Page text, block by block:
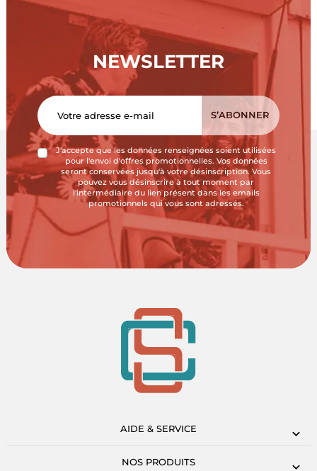
NEWSLETTER
J'accepte que les données renseignées soient utilisées
pour l'envoi d'offres promotionnelles. Vos données
seront conservées jusqu'à votre désinscription. Vous
pouvez vous désinscrire à tout moment par
l'intermédiaire du lien présent dans les emails
promotionnels qui vous sont adressés.
AIDE & SERVICE
NOS PRODUITS